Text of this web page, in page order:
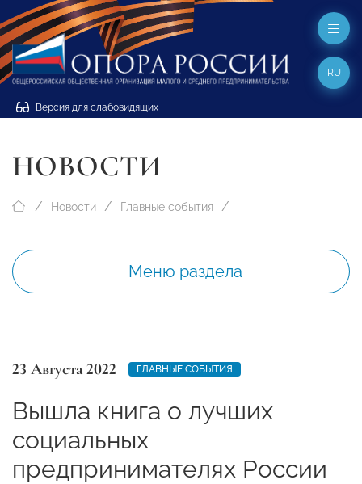
Версия для слабовидящих
RU
НОВОСТИ
Новости Главные события
Меню раздела
23 Августа 2022 ГЛАВНЫЕ СОБЫТИЯ
Вышла книга о лучших
социальных
предпринимателях России